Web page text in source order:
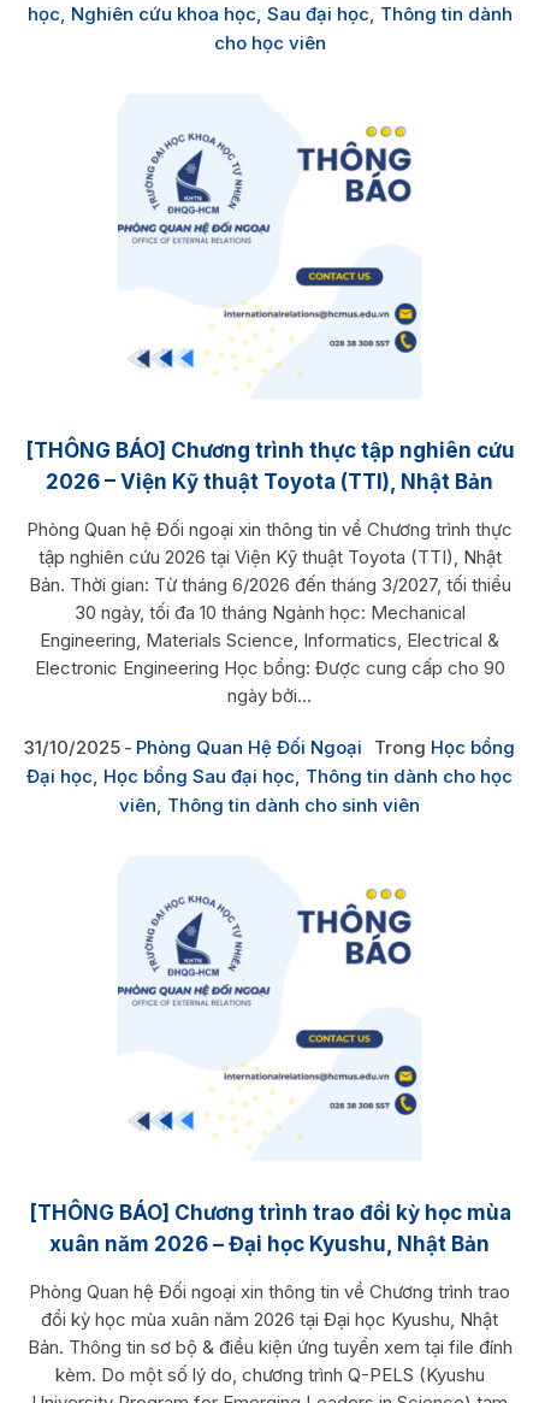
học, Nghiên cứu khoa học, Sau đại học, Thông tin dành
cho học viên
[THÔNG BÁO] Chương trình thực tập nghiên cứu
2026 – Viện Kỹ thuật Toyota (TTI), Nhật Bản
Phòng Quan hệ Đối ngoại xin thông tin về Chương trình thực
tập nghiên cứu 2026 tại Viện Kỹ thuật Toyota (TTI), Nhật
Bản. Thời gian: Từ tháng 6/2026 đến tháng 3/2027, tối thiểu
30 ngày, tối đa 10 tháng Ngành học: Mechanical
Engineering, Materials Science, Informatics, Electrical &
Electronic Engineering Học bổng: Được cung cấp cho 90
ngày bởi...
31/10/2025 Phòng Quan Hệ Đối Ngoại Trong Học bổng
Đại học, Học bổng Sau đại học, Thông tin dành cho học
viên, Thông tin dành cho sinh viên
[THÔNG BÁO] Chương trình trao đổi kỳ học mùa
xuân năm 2026 – Đại học Kyushu, Nhật Bản
Phòng Quan hệ Đối ngoại xin thông tin về Chương trình trao
đổi kỳ học mùa xuân năm 2026 tại Đại học Kyushu, Nhật
Bản. Thông tin sơ bộ & điều kiện ứng tuyển xem tại file đính
kèm. Do một số lý do, chương trình Q-PELS (Kyushu